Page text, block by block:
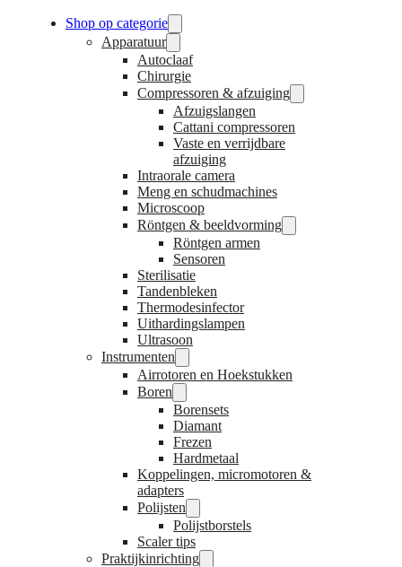
Shop op categorie
Apparatuur
Autoclaaf
Chirurgie
Compressoren & afzuiging
Afzuigslangen
Cattani compressoren
Vaste en verrijdbare
afzuiging
Intraorale camera
Meng en schudmachines
Microscoop
Röntgen & beeldvorming
Röntgen armen
Sensoren
Sterilisatie
Tandenbleken
Thermodesinfector
Uithardingslampen
Ultrasoon
Instrumenten
Airrotoren en Hoekstukken
Boren
Borensets
Diamant
Frezen
Hardmetaal
Koppelingen, micromotoren &
adapters
Polijsten
Polijstborstels
Scaler tips
Praktijkinrichting